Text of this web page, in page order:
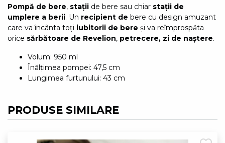
Pompă de bere, stații de bere sau chiar stații de
umplere a berii. Un recipient de bere cu design amuzant
care va încânta toți iubitorii de bere și va reîmprospăta
orice sărbătoare de Revelion, petrecere, zi de naștere.
Volum: 950 ml
Înălțimea pompei: 47,5 cm
Lungimea furtunului: 43 cm
PRODUSE SIMILARE